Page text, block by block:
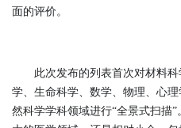
面的评价。
此次发布的列表首次对材料科
学、生命科学、数学、物理、心
然科学学科领域进行“全景式扫描”